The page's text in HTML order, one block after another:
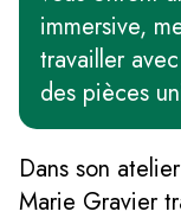
immersive,
travailler
des pièces
Dans son
Marie Gravier